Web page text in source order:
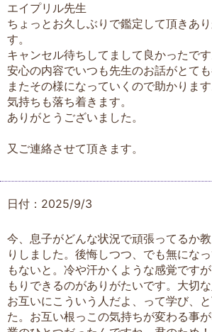
エイプリル先生
ちょっとお久しぶりで鑑定して頂きあ
す。
キャンセル待ちしてまして良かったです
安心の内容でいつも先生のお話がとて
またその様になっていくので助かります
気持ちも落ち着きます。
ありがとうございました。
又ご連絡させて頂きます。
日付：2025/9/3
今、息子がどんな状況で頑張ってるか
りしました。後悔しつつ、でも無にな
もないと。冷や汗かくような感覚です
もりできるのがありがたいです。大切な
お互いにこういう人だよ、って学び、
た。お互い根っこの気持ちが変わる事